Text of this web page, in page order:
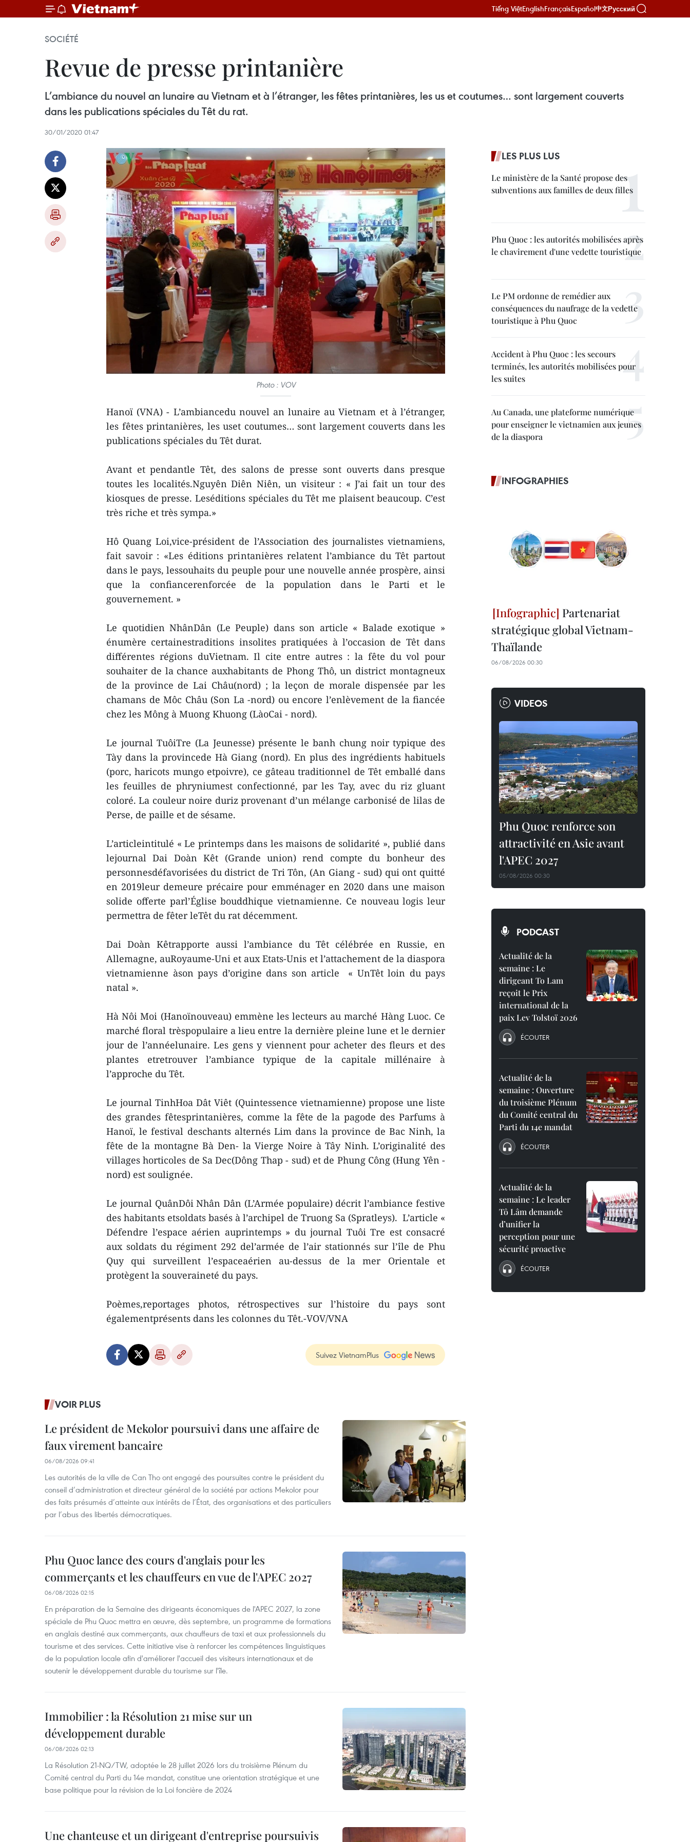
Tiếng ViệtEnglishFrançaisEspañol中文Русский
SOCIÉTÉ
Revue de presse printanière
L’ambiance du nouvel an lunaire au Vietnam et à l’étranger, les fêtes printanières, les us et coutumes… sont largement couverts
dans les publications spéciales du Têt du rat.
30/01/2020 01:47
Photo : VOV
Hanoï (VNA) - L’ambiancedu nouvel an lunaire au Vietnam et à l’étranger,
les fêtes printanières, les uset coutumes… sont largement couverts dans les
publications spéciales du Têt durat.
Avant et pendantle Têt, des salons de presse sont ouverts dans presque
toutes les localités.Nguyên Diên Niên, un visiteur : « J’ai fait un tour des
kiosques de presse. Leséditions spéciales du Têt me plaisent beaucoup. C’est
très riche et très sympa.»
Hô Quang Loi,vice-président de l’Association des journalistes vietnamiens,
fait savoir : «Les éditions printanières relatent l’ambiance du Têt partout
dans le pays, lessouhaits du peuple pour une nouvelle année prospère, ainsi
que la confiancerenforcée de la population dans le Parti et le
gouvernement. »
Le quotidien NhânDân (Le Peuple) dans son article « Balade exotique »
énumère certainestraditions insolites pratiquées à l’occasion de Têt dans
différentes régions duVietnam. Il cite entre autres : la fête du vol pour
souhaiter de la chance auxhabitants de Phong Thô, un district montagneux
de la province de Lai Châu(nord) ; la leçon de morale dispensée par les
chamans de Môc Châu (Son La -nord) ou encore l’enlèvement de la fiancée
chez les Mông à Muong Khuong (LàoCai - nord).
Le journal TuôiTre (La Jeunesse) présente le banh chung noir typique des
Tày dans la provincede Hà Giang (nord). En plus des ingrédients habituels
(porc, haricots mungo etpoivre), ce gâteau traditionnel de Têt emballé dans
les feuilles de phryniumest confectionné, par les Tay, avec du riz gluant
coloré. La couleur noire duriz provenant d’un mélange carbonisé de lilas de
Perse, de paille et de sésame.
L’articleintitulé « Le printemps dans les maisons de solidarité », publié dans
lejournal Dai Doàn Kêt (Grande union) rend compte du bonheur des
personnesdéfavorisées du district de Tri Tôn, (An Giang - sud) qui ont quitté
en 2019leur demeure précaire pour emménager en 2020 dans une maison
solide offerte parl’Église bouddhique vietnamienne. Ce nouveau logis leur
permettra de fêter leTêt du rat décemment.
Dai Doàn Kêtrapporte aussi l’ambiance du Têt célébrée en Russie, en
Allemagne, auRoyaume-Uni et aux Etats-Unis et l’attachement de la diaspora
vietnamienne àson pays d’origine dans son article « UnTêt loin du pays
natal ».
Hà Nôi Moi (Hanoïnouveau) emmène les lecteurs au marché Hàng Luoc. Ce
marché floral trèspopulaire a lieu entre la dernière pleine lune et le dernier
jour de l’annéelunaire. Les gens y viennent pour acheter des fleurs et des
plantes etretrouver l’ambiance typique de la capitale millénaire à
l’approche du Têt.
Le journal TinhHoa Dât Viêt (Quintessence vietnamienne) propose une liste
des grandes fêtesprintanières, comme la fête de la pagode des Parfums à
Hanoï, le festival deschants alternés Lim dans la province de Bac Ninh, la
fête de la montagne Bà Den- la Vierge Noire à Tây Ninh. L’originalité des
villages horticoles de Sa Dec(Dông Thap - sud) et de Phung Công (Hung Yên -
nord) est soulignée.
Le journal QuânDôi Nhân Dân (L’Armée populaire) décrit l’ambiance festive
des habitants etsoldats basés à l’archipel de Truong Sa (Spratleys). L’article «
Défendre l’espace aérien auprintemps » du journal Tuôi Tre est consacré
aux soldats du régiment 292 del’armée de l’air stationnés sur l’île de Phu
Quy qui surveillent l’espaceaérien au-dessus de la mer Orientale et
protègent la souveraineté du pays.
Poèmes,reportages photos, rétrospectives sur l’histoire du pays sont
égalementprésents dans les colonnes du Têt.-VOV/VNA
Suivez VietnamPlus
VOIR PLUS
Le président de Mekolor poursuivi dans une affaire de
faux virement bancaire
06/08/2026 09:41
Les autorités de la ville de Can Tho ont engagé des poursuites contre le président du
conseil d’administration et directeur général de la société par actions Mekolor pour
des faits présumés d’atteinte aux intérêts de l’État, des organisations et des particuliers
par l’abus des libertés démocratiques.
Phu Quoc lance des cours d'anglais pour les
commerçants et les chauffeurs en vue de l'APEC 2027
06/08/2026 02:15
En préparation de la Semaine des dirigeants économiques de l'APEC 2027, la zone
spéciale de Phu Quoc mettra en œuvre, dès septembre, un programme de formations
en anglais destiné aux commerçants, aux chauffeurs de taxi et aux professionnels du
tourisme et des services. Cette initiative vise à renforcer les compétences linguistiques
de la population locale afin d'améliorer l'accueil des visiteurs internationaux et de
soutenir le développement durable du tourisme sur l'île.
Immobilier : la Résolution 21 mise sur un
développement durable
06/08/2026 02:13
La Résolution 21-NQ/TW, adoptée le 28 juillet 2026 lors du troisième Plénum du
Comité central du Parti du 14e mandat, constitue une orientation stratégique et une
base politique pour la révision de la Loi foncière de 2024
Une chanteuse et un dirigeant d'entreprise poursuivis
LES PLUS LUS
Le ministère de la Santé propose des
subventions aux familles de deux filles
Phu Quoc : les autorités mobilisées après
le chavirement d'une vedette touristique
Le PM ordonne de remédier aux
conséquences du naufrage de la vedette
touristique à Phu Quoc
Accident à Phu Quoc : les secours
terminés, les autorités mobilisées pour
les suites
Au Canada, une plateforme numérique
pour enseigner le vietnamien aux jeunes
de la diaspora
INFOGRAPHIES
Partenariat
stratégique global Vietnam-
Thaïlande
06/08/2026 00:30
VIDEOS
Phu Quoc renforce son
attractivité en Asie avant
l'APEC 2027
05/08/2026 00:30
PODCAST
Actualité de la
semaine : Le
dirigeant To Lam
reçoit le Prix
international de la
paix Lev Tolstoï 2026
ÉCOUTER
Actualité de la
semaine : Ouverture
du troisième Plénum
du Comité central du
Parti du 14e mandat
ÉCOUTER
Actualité de la
semaine : Le leader
Tô Lâm demande
d’unifier la
perception pour une
sécurité proactive
ÉCOUTER